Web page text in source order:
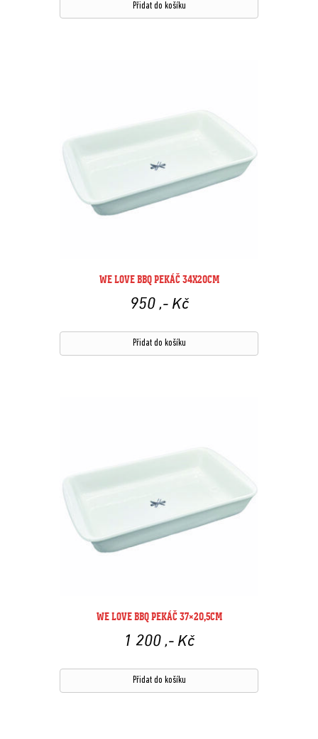
Přidat do košíku
WE LOVE BBQ PEKÁČ 34X20CM
950 ,- Kč
Přidat do košíku
WE LOVE BBQ PEKÁČ 37×20,5CM
1 200 ,- Kč
Přidat do košíku